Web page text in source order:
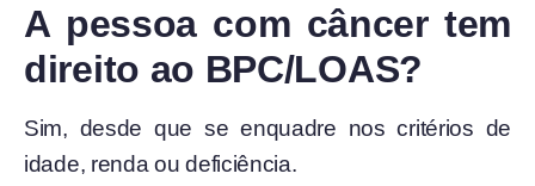
A pessoa com câncer tem
direito ao BPC/LOAS?
Sim, desde que se enquadre nos critérios de
idade, renda ou deficiência.